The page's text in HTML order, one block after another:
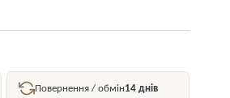
Повернення / обмін14 днів